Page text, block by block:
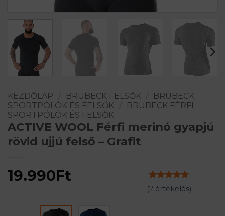
KEZDŐLAP BRUBECK FELSŐK
BRUBECK
SPORTPÓLÓK ÉS FELSŐK
BRUBECK FÉRFI
SPORTPÓLÓK ÉS FELSŐK
ACTIVE WOOL Férfi merinó gyapjú
rövid ujjú felső – Grafit
19.990Ft
Értékelés5
az 5-ből,
2
(2 értékelés)